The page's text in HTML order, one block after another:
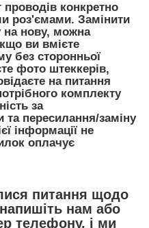
конкретно
роз'ємами. Замінити
на нову, можна
ви вмієте
без сторонньої
фото штеккерів,
на питання
комплекту
за
та пересилання/заміну
інформації не
оплачує
питання щодо
напишіть нам або
телефону, і ми